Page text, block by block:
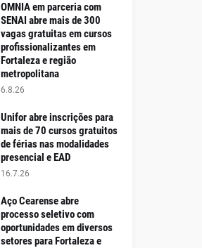
OMNIA em parceria com
SENAI abre mais de 300
vagas gratuitas em cursos
profissionalizantes em
Fortaleza e região
metropolitana
6.8.26
Unifor abre inscrições para
mais de 70 cursos gratuitos
de férias nas modalidades
presencial e EAD
16.7.26
Aço Cearense abre
processo seletivo com
oportunidades em diversos
setores para Fortaleza e